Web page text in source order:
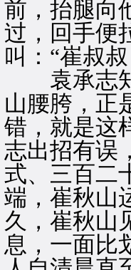
前，抬腿向
过，回手便
叫：“崔叔
袁承志知
山腰胯，正
错，就是这
志出招有误
式、三百二
端，崔秋山
久，崔秋山
息，一面比